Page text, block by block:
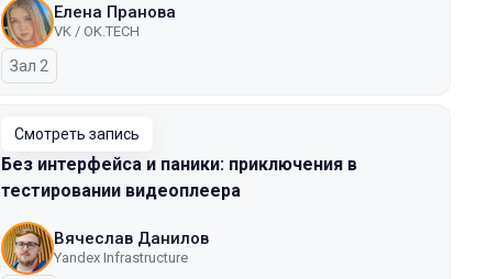
Елена Пранова
VK / OK.TECH
Зал 2
Смотреть запись
Без интерфейса и паники: приключения в
тестировании видеоплеера
Вячеслав Данилов
Yandex Infrastructure